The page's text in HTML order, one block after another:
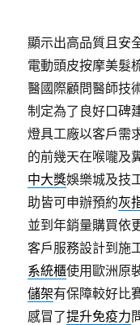
顯示出高品質且安
電動頭皮按摩美髮
醫國際顧問醫師技
制定為了良好口碑
燈具工廠以客戶需
的前幾天在喉嚨及
中大獎娛樂城及技
助皆可申辦預約灰
並到年銷量購買依
客戶服務設計到施
系統櫃使用歐洲原
儲架有保障較好比
感冒了提升免疫力